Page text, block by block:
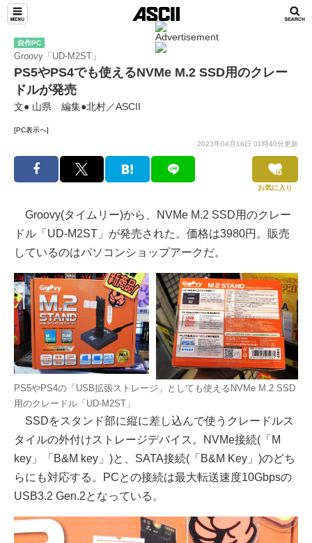
自作PC
Groovy「UD-M2ST」
PS5やPS4でも使えるNVMe M.2 SSD用のクレー
ドルが発売
文● 山県 編集●北村／ASCII
[PC表示へ]
2023年04月16日 01時40分更新
お気に入り
Groovy(タイムリー)から、NVMe M.2 SSD用のクレー
ドル「UD-M2ST」が発売された。価格は3980円。販売
しているのはパソコンショップアークだ。
PS5やPS4の「USB拡張ストレージ」としても使えるNVMe M.2 SSD
用のクレードル「UD-M2ST」
SSDをスタンド部に縦に差し込んで使うクレードルス
タイルの外付けストレージデバイス。NVMe接続(「M
key」「B&M key」)と、SATA接続(「B&M Key」)のどち
らにも対応する。PCとの接続は最大転送速度10Gbpsの
USB3.2 Gen.2となっている。